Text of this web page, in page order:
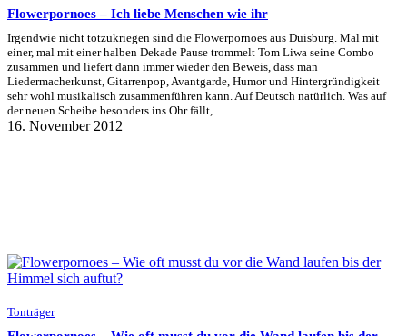
Flowerpornoes – Ich liebe Menschen wie ihr
Irgendwie nicht totzukriegen sind die Flowerpornoes aus Duisburg. Mal mit
einer, mal mit einer halben Dekade Pause trommelt Tom Liwa seine Combo
zusammen und liefert dann immer wieder den Beweis, dass man
Liedermacherkunst, Gitarrenpop, Avantgarde, Humor und Hintergründigkeit
sehr wohl musikalisch zusammenführen kann. Auf Deutsch natürlich. Was auf
der neuen Scheibe besonders ins Ohr fällt,…
16. November 2012
Tonträger